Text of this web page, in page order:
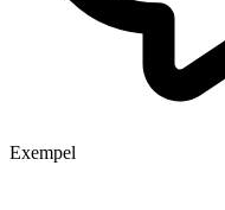
Exempel